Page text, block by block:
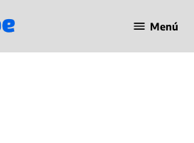
en Línea
Menú